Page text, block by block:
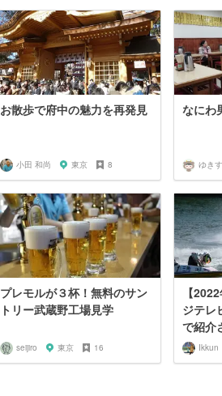
お散歩で府中の魅力を再発見
小田 和尚 東京 8
なにわ
ゆき
プレモルが３杯！無料のサン
トリー武蔵野工場見学
seijiro 東京 16
【
ジテレ
で紹介
Ikkun